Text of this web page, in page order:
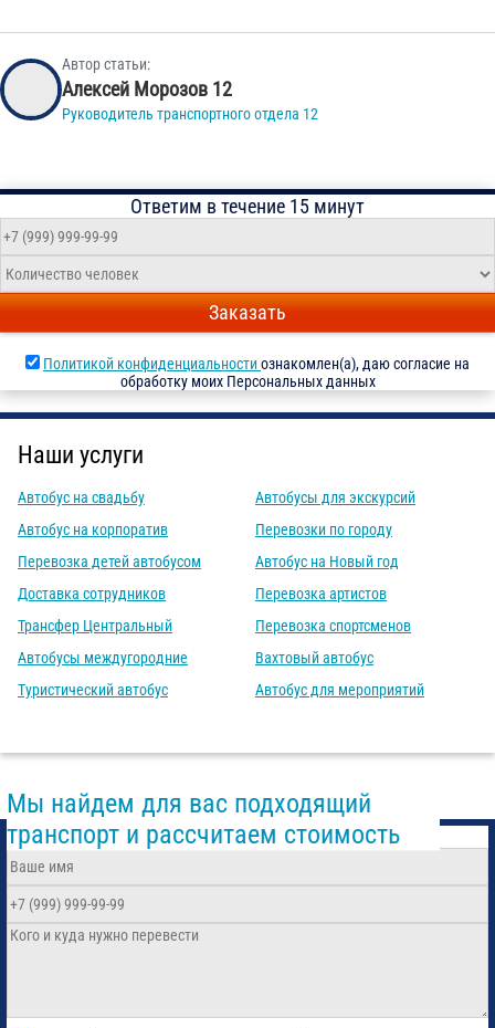
Автор статьи:
Алексей Морозов 12
Руководитель транспортного отдела 12
Ответим в течение 15 минут
Заказать
Политикой конфиденциальностиознакомлен(а), даю согласие на
обработку моих Персональных данных
Наши услуги
Автобус на свадьбу
Автобус на корпоратив
Перевозка детей автобусом
Доставка сотрудников
Трансфер Центральный
Автобусы междугородние
Туристический автобус
Автобусы для экскурсий
Перевозки по городу
Автобус на Новый год
Перевозка артистов
Перевозка спортсменов
Вахтовый автобус
Автобус для мероприятий
Мы найдем для вас подходящий
транспорт и рассчитаем стоимость